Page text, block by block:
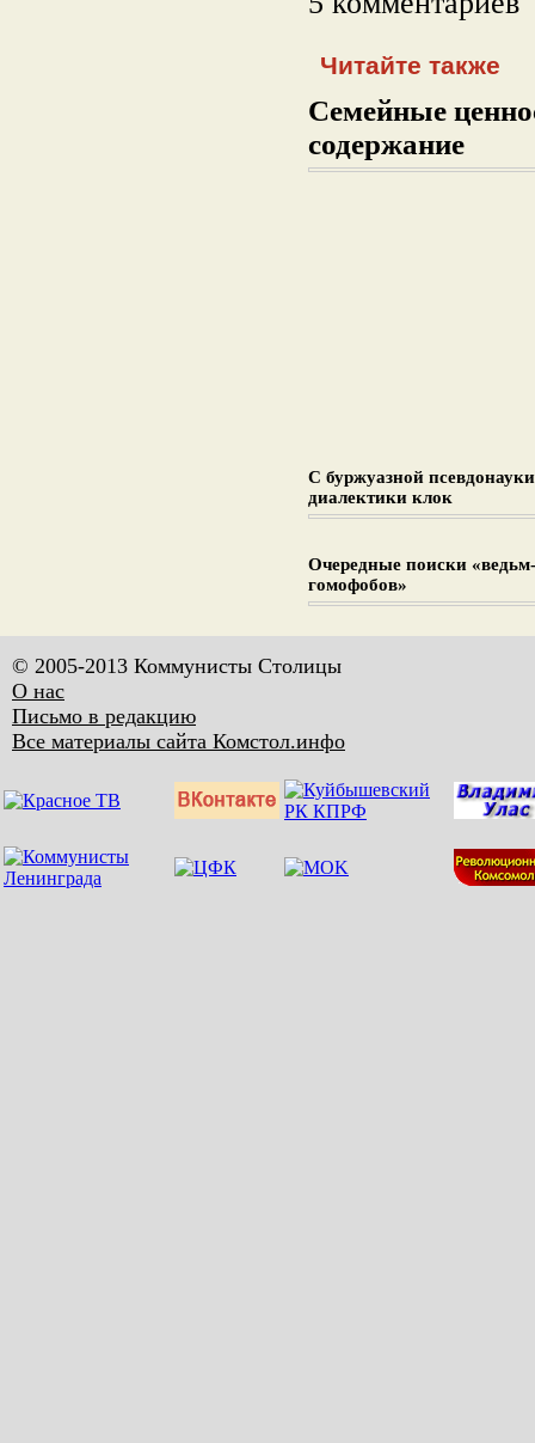
Читайте также
Семейные
содержание
С буржуазной
диалектики клок
Очередные поиски «ведьм-
гомофобов»
© 2005-2013 Коммунисты Столицы
О нас
Письмо в редакцию
Все материалы сайта Комстол.инфо